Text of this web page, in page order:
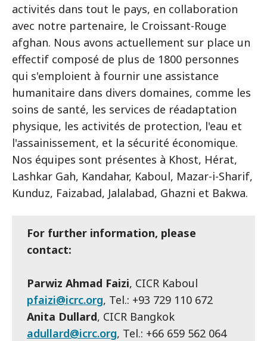
activités dans tout le pays, en collaboration
avec notre partenaire, le Croissant-Rouge
afghan. Nous avons actuellement sur place un
effectif composé de plus de 1800 personnes
qui s'emploient à fournir une assistance
humanitaire dans divers domaines, comme les
soins de santé, les services de réadaptation
physique, les activités de protection, l'eau et
l'assainissement, et la sécurité économique.
Nos équipes sont présentes à Khost, Hérat,
Lashkar Gah, Kandahar, Kaboul, Mazar-i-Sharif,
Kunduz, Faizabad, Jalalabad, Ghazni et Bakwa.
For further information, please
contact:
Parwiz Ahmad Faizi, CICR Kaboul
pfaizi@icrc.org, Tel.: +93 729 110 672
Anita Dullard, CICR Bangkok
adullard@icrc.org, Tel.: +66 659 562 064